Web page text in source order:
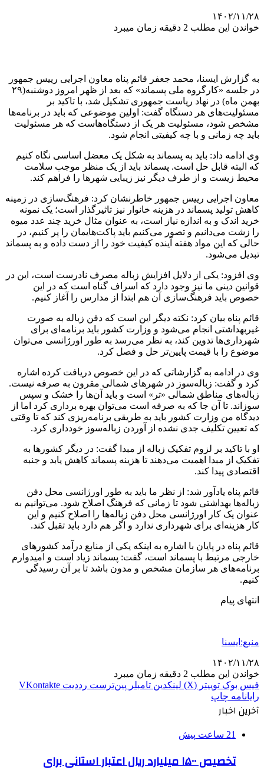
۱۴۰۲/۱۱/۲۸
خواندن این مطلب 2 دقیقه زمان میبرد
به گزارش ایسنا، محمد جعفر قائم پناه معاون اجرایی رییس جمهور
در جلسه «کارگروه ملی پسماند» که بعد از ظهر امروز دوشنبه(۲۹
بهمن ماه) در نهاد ریاست جمهوری تشکیل شد، با تاکید بر
مسئولیت‌های هر دستگاه گفت: اولین موضوعی که باید در برنامه‌ها
مشخص شود، مسئولیت هر یک از دستگاه‌هاست که هر مسئولیت
باید چه زمانی و با چه کیفیتی انجام شود.
وی ادامه داد: باید به پسماند به شکل یک معضل اساسی نگاه کنیم
که البته قابل حل است. پسماند باید از یک منظر موجب سلامت
محیط زیست و از طرف دیگر نیز زیبایی شهرها را فراهم کند.
معاون اجرایی رییس جمهور خاطرنشان کرد: فرهنگ‌سازی در زمینه
کاهش تولید پسماند در هزینه خانوار نیز تاثیرگذار است؛ یک نمونه
خرید اندک و به اندازه نیاز است، به عنوان مثال خرید چند عدد میوه
را زشت می‌دانیم و تصور می‌کنیم باید پاکت‌هایمان را پر کنیم، در
حالی که این مواد هفته آینده کیفیت خود را از دست داده و به پسماند
تبدیل می‌شود.
وی افزود: یکی از دلایل افزایش زباله مصرف نادرست است، این در
قوانین دینی ما نیز وجود دارد که اسراف گناه است که در این
خصوص باید فرهنگ‌سازی آن هم ابتدا از مدارس را آغاز کنیم.
قائم پناه بیان کرد: نکته دیگر این است که دفن زباله به صورت
غیربهداشتی انجام می‌شود و وزارت کشور باید برنامه‌ای برای
شهرداری‌ها تدوین کند، به نظر می‌رسد به طور اورژانسی می‌توان
موضوع را با قیمت پایین‌تر حل و فصل کرد.
وی در ادامه به گزارشاتی که در این خصوص دریافت کرده اشاره
کرد و گفت: زباله‌سوز در شهرهای شمالی مقرون به صرفه نیست.
زباله‌های مناطق شمالی «تر» است و باید آن‌ها را خشک و سپس
سوزاند. تا آن جا که به صرفه است می‌توان بهره برداری کرد اما از
دیدگاه من وزارت کشور باید به طریقی برنامه‌ریزی کند که تا وقتی
که تعیین تکلیف جدی نشده از آوردن زباله‌سوز خودداری کرد.
او با تاکید بر لزوم تفکیک زباله از مبدا گفت: در دیگر کشورها به
تفکیک از مبدا اهمیت می‌دهند تا هزینه پسماند کاهش یابد و جنبه
اقتصادی پیدا کند.
قائم پناه یادآور شد: از نظر ما باید به طور اورژانسی محل دفن
زباله‌ها بهداشتی شود تا زمانی که فرهنگ اصلاح شود. می‌توانیم به
عنوان یک کار اورژانسی محل دفن زباله‌ها را اصلاح کنیم و این
کار هزینه‌ای برای شهرداری ندارد و اگر هم دارد باید تقبل کند.
قائم پناه در پایان با اشاره به اینکه یکی از منابع درآمد کشورهای
خارجی مرتبط با پسماند است، گفت: پسماند زیاد است و امیدوارم
برنامه‌های هر سازمان مشخص و مدون باشد تا بر آن رسیدگی
کنیم.
انتهای پیام
منبع:ایسنا
۱۴۰۲/۱۱/۲۸
خواندن این مطلب 2 دقیقه زمان میبرد
فیس بوک توییتر (X) لینکدین ‫تامبلر ‫پین‌ترست ‫رددیت ‫VKontakte
رایانامه چاپ
آخرین اخبار
21 ساعت پیش
تخصیص ۱۵۰۰ میلیارد ریال اعتبار استانی برای